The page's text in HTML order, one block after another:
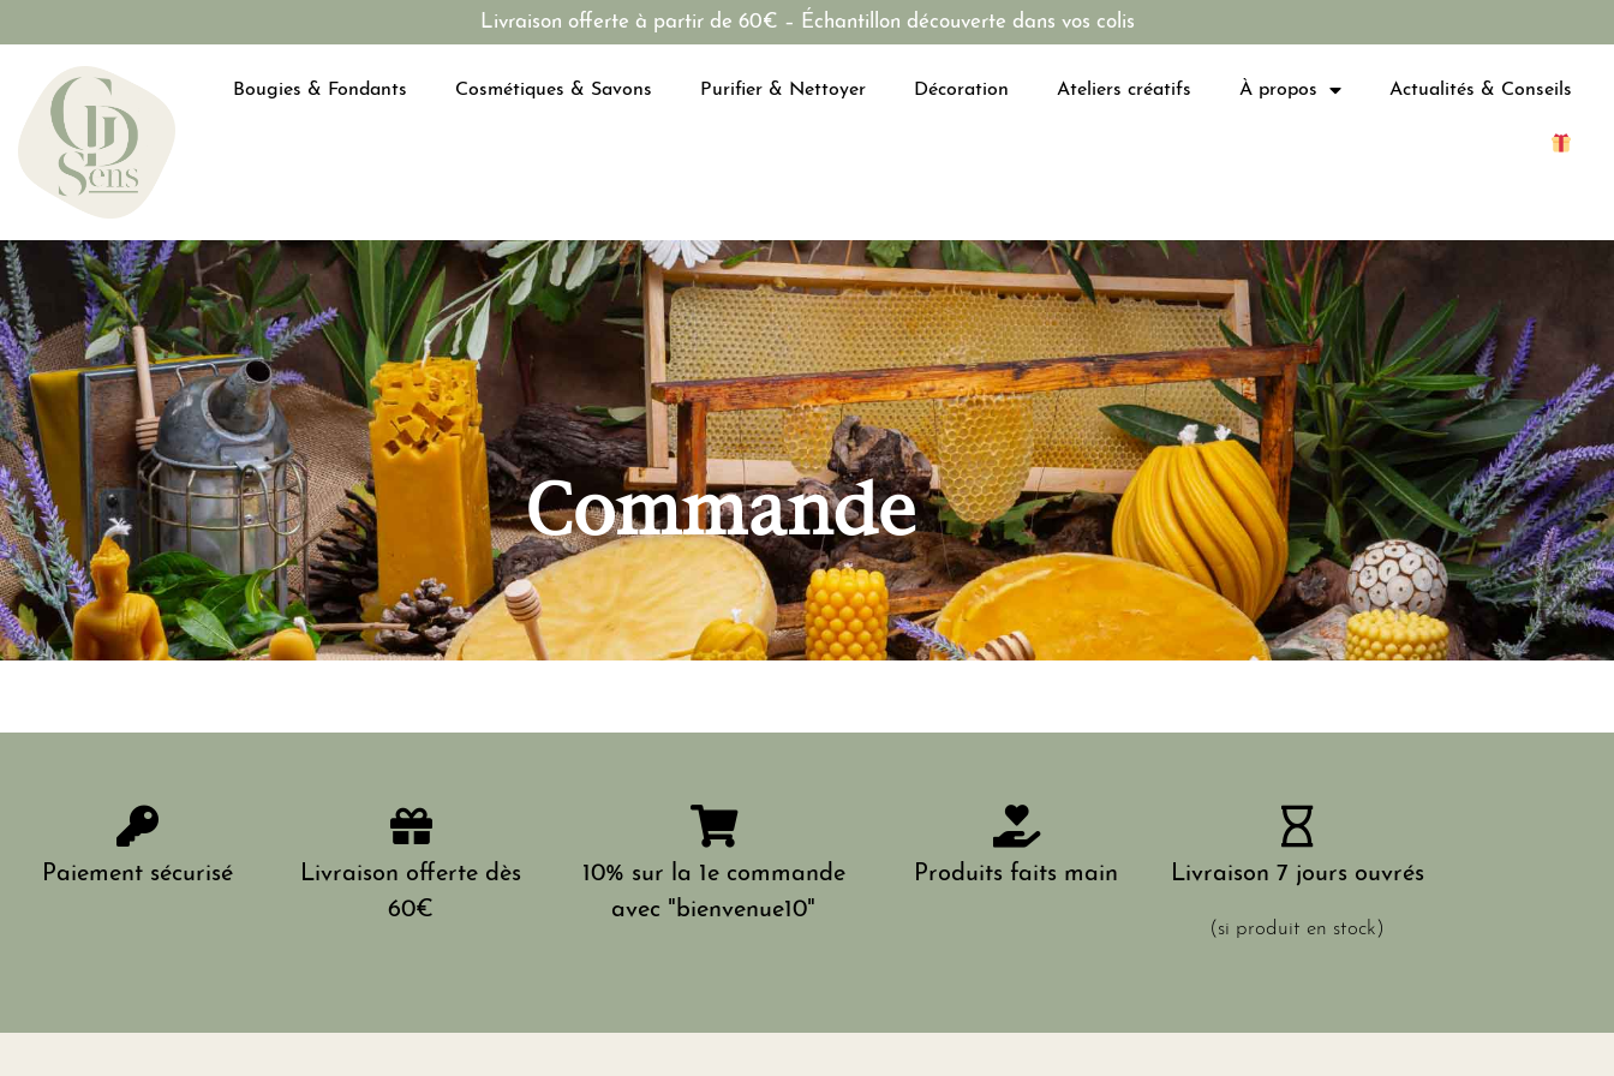
Livraison offerte à partir de 60€ – Échantillon découverte dans vos colis
Bougies & Fondants Cosmétiques & Savons Purifier & Nettoyer Décoration Ateliers créatifs À propos Actualités & Conseils
Commande
Paiement sécurisé
Livraison offerte dès
60€
10% sur la 1e commande
avec "bienvenue10"
Produits faits main Livraison 7 jours ouvrés
(si produit en stock)